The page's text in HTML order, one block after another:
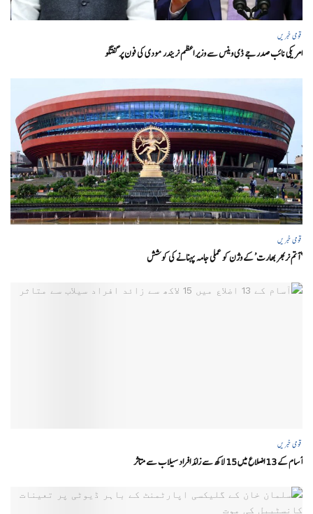
قومی خبریں
امریکی نائب صدر جے ڈی وینس سے وزیر اعظم نریندر مودی کی فون پر گفتگو
قومی خبریں
‘ آتم نربھر بھارت’ کے وژن کو عملی جامہ پہنانے کی کوشش
قومی خبریں
آسام کے 13 اضلاع میں 15 لاکھ سے زائد افراد سیلاب سے متاثر